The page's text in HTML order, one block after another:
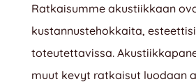
Ratkaisumme akustiikkaan
kustannustehokkaita,
toteutettavissa.
muut kevyt ratkaisut luodaan